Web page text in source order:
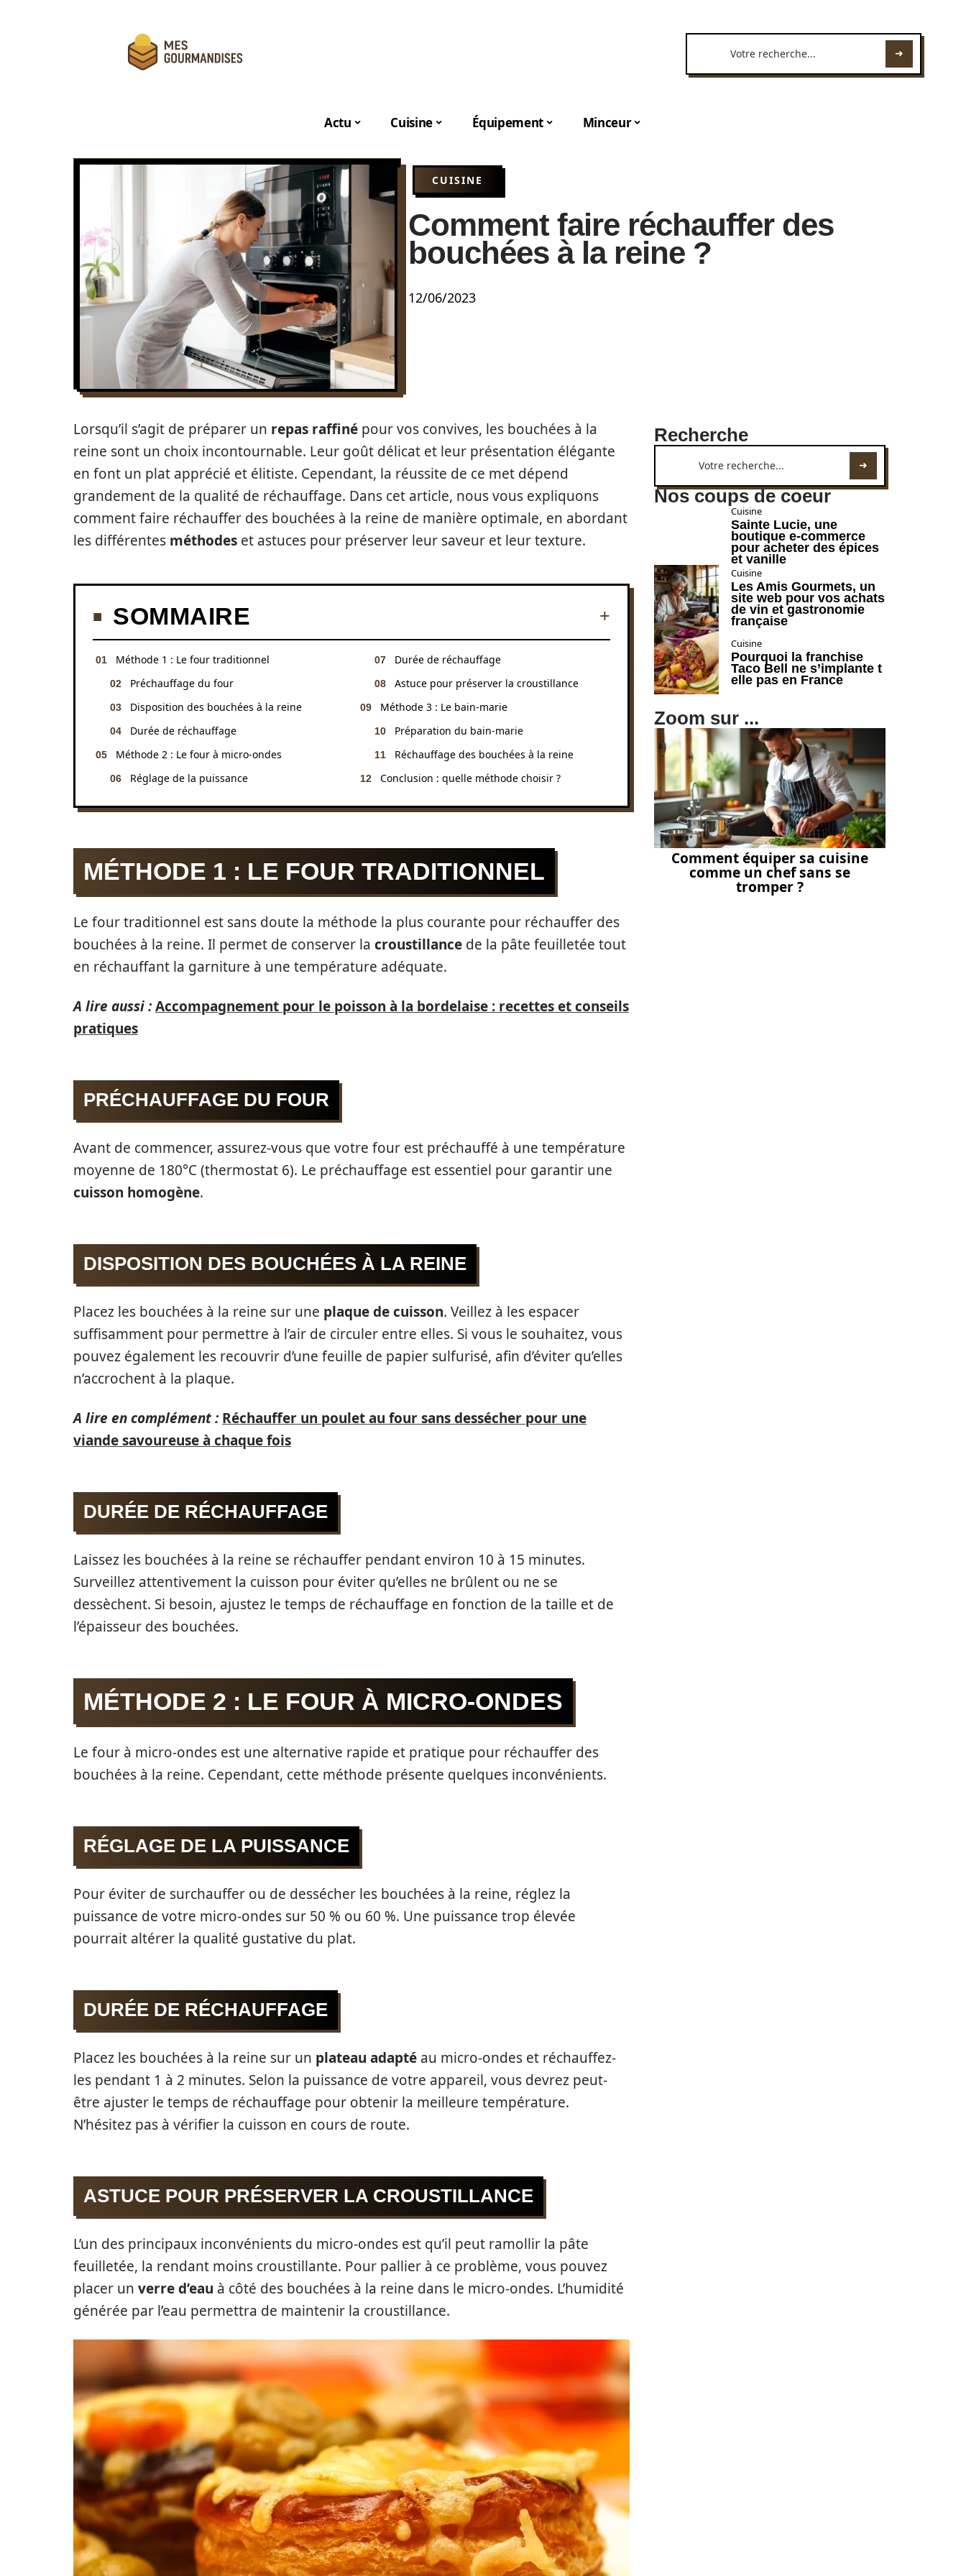
Actu Cuisine Équipement Minceur
CUISINE
Comment faire réchauffer des
bouchées à la reine ?
12/06/2023
Lorsqu’il s’agit de préparer un repas raffiné pour vos convives, les bouchées à la
reine sont un choix incontournable. Leur goût délicat et leur présentation élégante
en font un plat apprécié et élitiste. Cependant, la réussite de ce met dépend
grandement de la qualité de réchauffage. Dans cet article, nous vous expliquons
comment faire réchauffer des bouchées à la reine de manière optimale, en abordant
les différentes méthodes et astuces pour préserver leur saveur et leur texture.
SOMMAIRE
Méthode 1 : Le four traditionnel
Préchauffage du four
Disposition des bouchées à la reine
Durée de réchauffage
Méthode 2 : Le four à micro-ondes
Réglage de la puissance
Durée de réchauffage
Astuce pour préserver la croustillance
Méthode 3 : Le bain-marie
Préparation du bain-marie
Réchauffage des bouchées à la reine
Conclusion : quelle méthode choisir ?
MÉTHODE 1 : LE FOUR TRADITIONNEL
Le four traditionnel est sans doute la méthode la plus courante pour réchauffer des
bouchées à la reine. Il permet de conserver la croustillance de la pâte feuilletée tout
en réchauffant la garniture à une température adéquate.
A lire aussi :Accompagnement pour le poisson à la bordelaise : recettes et conseils
pratiques
PRÉCHAUFFAGE DU FOUR
Avant de commencer, assurez-vous que votre four est préchauffé à une température
moyenne de 180°C (thermostat 6). Le préchauffage est essentiel pour garantir une
cuisson homogène.
DISPOSITION DES BOUCHÉES À LA REINE
Placez les bouchées à la reine sur une plaque de cuisson. Veillez à les espacer
suffisamment pour permettre à l’air de circuler entre elles. Si vous le souhaitez, vous
pouvez également les recouvrir d’une feuille de papier sulfurisé, afin d’éviter qu’elles
n’accrochent à la plaque.
A lire en complément : Réchauffer un poulet au four sans dessécher pour une
viande savoureuse à chaque fois
DURÉE DE RÉCHAUFFAGE
Laissez les bouchées à la reine se réchauffer pendant environ 10 à 15 minutes.
Surveillez attentivement la cuisson pour éviter qu’elles ne brûlent ou ne se
dessèchent. Si besoin, ajustez le temps de réchauffage en fonction de la taille et de
l’épaisseur des bouchées.
MÉTHODE 2 : LE FOUR À MICRO-ONDES
Le four à micro-ondes est une alternative rapide et pratique pour réchauffer des
bouchées à la reine. Cependant, cette méthode présente quelques inconvénients.
RÉGLAGE DE LA PUISSANCE
Pour éviter de surchauffer ou de dessécher les bouchées à la reine, réglez la
puissance de votre micro-ondes sur 50 % ou 60 %. Une puissance trop élevée
pourrait altérer la qualité gustative du plat.
DURÉE DE RÉCHAUFFAGE
Placez les bouchées à la reine sur un plateau adapté au micro-ondes et réchauffez-
les pendant 1 à 2 minutes. Selon la puissance de votre appareil, vous devrez peut-
être ajuster le temps de réchauffage pour obtenir la meilleure température.
N’hésitez pas à vérifier la cuisson en cours de route.
ASTUCE POUR PRÉSERVER LA CROUSTILLANCE
L’un des principaux inconvénients du micro-ondes est qu’il peut ramollir la pâte
feuilletée, la rendant moins croustillante. Pour pallier à ce problème, vous pouvez
placer un verre d’eau à côté des bouchées à la reine dans le micro-ondes. L’humidité
générée par l’eau permettra de maintenir la croustillance.
Recherche
Nos coups de coeur
Cuisine
Sainte Lucie, une
boutique e-commerce
pour acheter des épices
et vanille
Cuisine
Les Amis Gourmets, un
site web pour vos achats
de vin et gastronomie
française
Cuisine
Pourquoi la franchise
Taco Bell ne s’implante t
elle pas en France
Zoom sur ...
Comment équiper sa cuisine
comme un chef sans se
tromper ?